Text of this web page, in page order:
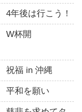
年後は行こう！
W杯開
祝福 in 沖縄
平和を願い